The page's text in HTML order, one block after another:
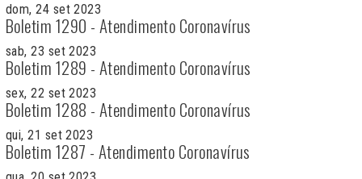
dom, 24 set 2023
Boletim 1290 - Atendimento Coronavírus
sab, 23 set 2023
Boletim 1289 - Atendimento Coronavírus
sex, 22 set 2023
Boletim 1288 - Atendimento Coronavírus
qui, 21 set 2023
Boletim 1287 - Atendimento Coronavírus